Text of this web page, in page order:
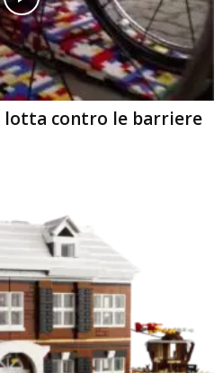
lotta contro le barriere